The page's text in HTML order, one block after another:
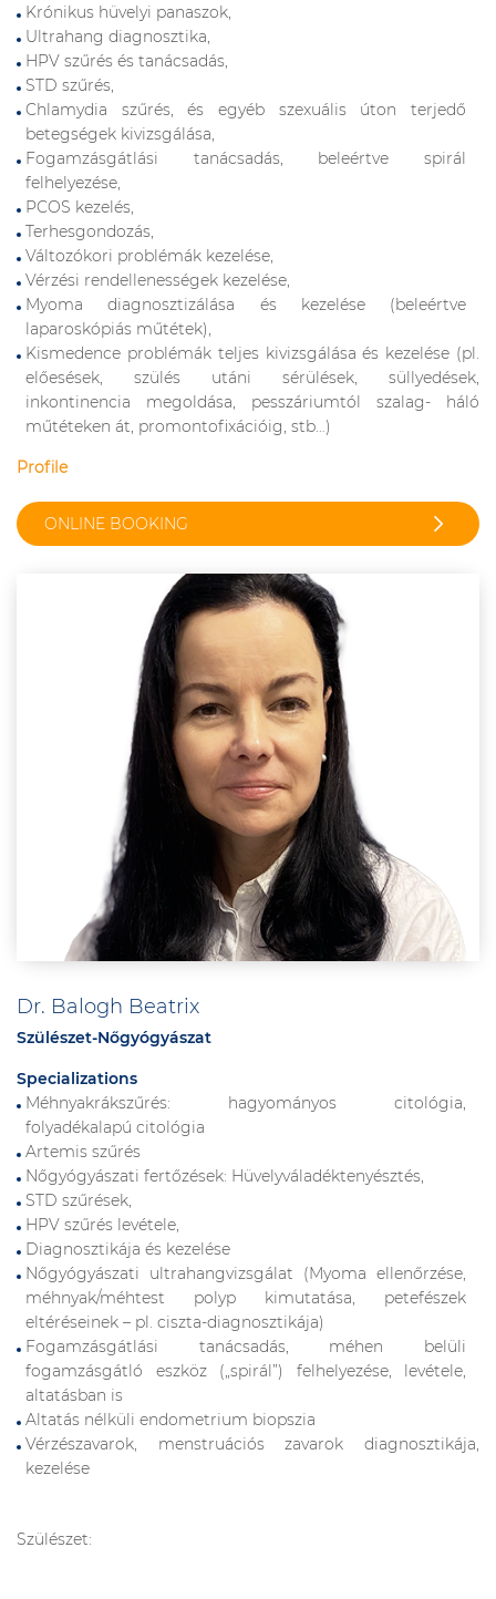
Krónikus hüvelyi panaszok,
Ultrahang diagnosztika,
HPV szűrés és tanácsadás,
STD szűrés,
Chlamydia szűrés, és egyéb szexuális úton terjedő
betegségek kivizsgálása,
Fogamzásgátlási tanácsadás, beleértve spirál
felhelyezése,
PCOS kezelés,
Terhesgondozás,
Változókori problémák kezelése,
Vérzési rendellenességek kezelése,
Myoma diagnosztizálása és kezelése (beleértve
laparoskópiás műtétek),
Kismedence problémák teljes kivizsgálása és kezelése (pl.
előesések, szülés utáni sérülések, süllyedések,
inkontinencia megoldása, pesszáriumtól szalag- háló
műtéteken át, promontofixációig, stb…)
Profile
ONLINE BOOKING
Dr. Balogh Beatrix
Szülészet-Nőgyógyászat
Specializations
Méhnyakrákszűrés: hagyományos citológia,
folyadékalapú citológia
Artemis szűrés
Nőgyógyászati fertőzések: Hüvelyváladéktenyésztés,
STD szűrések,
HPV szűrés levétele,
Diagnosztikája és kezelése
Nőgyógyászati ultrahangvizsgálat (Myoma ellenőrzése,
méhnyak/méhtest polyp kimutatása, petefészek
eltéréseinek – pl. ciszta-diagnosztikája)
Fogamzásgátlási tanácsadás, méhen belüli
fogamzásgátló eszköz („spirál”) felhelyezése, levétele,
altatásban is
Altatás nélküli endometrium biopszia
Vérzészavarok, menstruációs zavarok diagnosztikája,
kezelése
Szülészet: